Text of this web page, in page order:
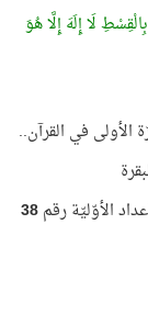
لَا إِلَهَ إِلَّا هُوَ
الأولى في القرآن..
38